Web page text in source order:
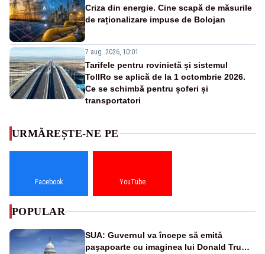
Criza din energie. Cine scapă de măsurile
de raționalizare impuse de Bolojan
7 aug. 2026, 10:01
Tarifele pentru rovinietă și sistemul
TollRo se aplică de la 1 octombrie 2026.
Ce se schimbă pentru șoferi și
transportatori
URMĂREȘTE-NE PE
Facebook YouTube
POPULAR
SUA: Guvernul va începe să emită
paşapoarte cu imaginea lui Donald Trump